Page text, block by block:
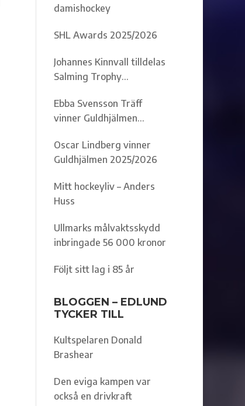
damishockey
SHL Awards 2025/2026
Johannes Kinnvall tilldelas
Salming Trophy
Ebba Svensson Träff
vinner Guldhjälmen
Oscar Lindberg vinner
Guldhjälmen 2025/2026
Mitt hockeyliv – Anders
Huss
Ullmarks målvaktsskydd
inbringade 56 000 kronor
Följt sitt lag i 85 år
BLOGGEN – EDLUND
TYCKER TILL
Kultspelaren Donald
Brashear
Den eviga kampen var
också en drivkraft